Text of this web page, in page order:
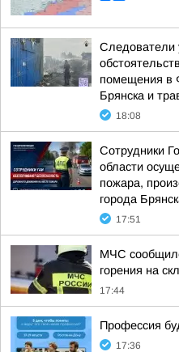
Следователи
помещения в
Брянска и
18:08
Сотрудники
области
пожара,
города
17:51
МЧС
горения на
17:44
Профессия
17:36